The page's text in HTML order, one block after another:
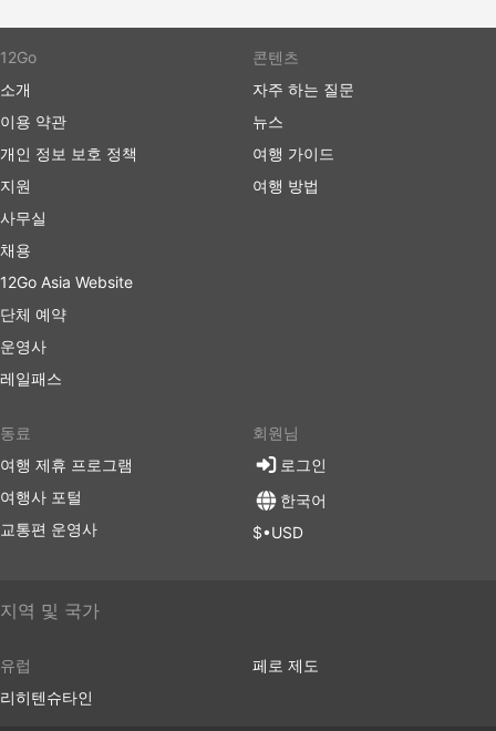
12Go
소개
이용 약관
개인 정보 보호 정책
지원
사무실
채용
12Go Asia Website
단체 예약
운영사
레일패스
콘텐츠
자주 하는 질문
뉴스
여행 가이드
여행 방법
동료
여행 제휴 프로그램
여행사 포털
교통편 운영사
회원님
로그인
한국어
$•USD
지역 및 국가
유럽
리히텐슈타인
페로 제도